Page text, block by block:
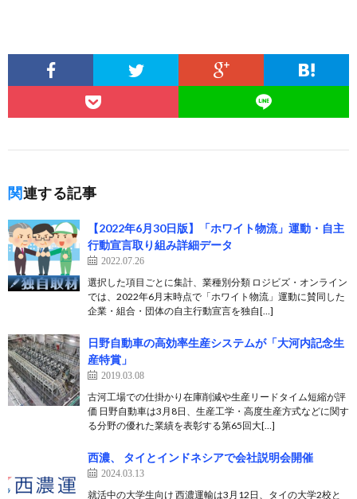
関連する記事
【2022年6月30日版】「ホワイト物流」運動・自主
行動宣言取り組み詳細データ
2022.07.26
選択した項目ごとに集計、業種別分類 ロジビズ・オンライン
では、2022年6月末時点で「ホワイト物流」運動に賛同した
企業・組合・団体の自主行動宣言を独自[…]
日野自動車の高効率生産システムが「大河内記念生
産特賞」
2019.03.08
古河工場での仕掛かり在庫削減や生産リードタイム短縮が評
価 日野自動車は3月8日、生産工学・高度生産方式などに関す
る分野の優れた業績を表彰する第65回大[…]
西濃、 タイとインドネシアで会社説明会開催
2024.03.13
就活中の大学生向け 西濃運輸は3月12日、タイの大学2校と